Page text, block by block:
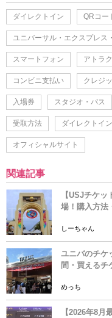
ダイレクトイン QRコー
ユニバーサル・エクスプレス
スマートフォン アトラ
コンビニ支払い クレジ
入場券 スタジオ・パス
受取方法 ダイレクトイ
オフィシャルサイト
関連記事
【USJチケ
場！購入方法
しーちゃん
ユニバのチケ
間・買えるチ
めっち
【2026年8